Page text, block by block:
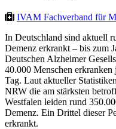
IVAM Fachverband für
In Deutschland sind aktuell
Demenz erkrankt – bis zum
Deutschen Alzheimer
40.000 Menschen
Tag. Laut aktueller
NRW die am stärksten
Westfalen leiden rund
Demenz. Ein Drittel dieser
erkrankt.